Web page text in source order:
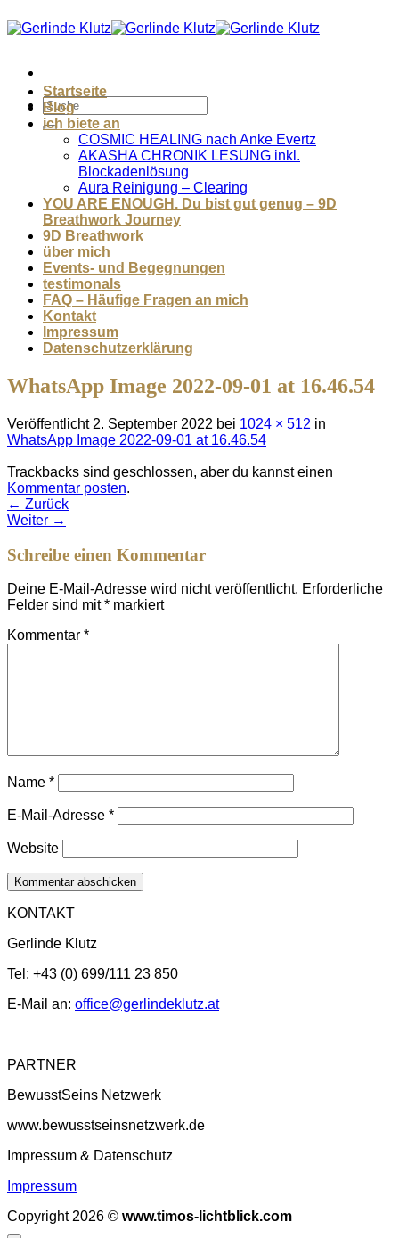
Inhalt
Startseite
Blog
ich biete an
COSMIC HEALING nach Anke Evertz
AKASHA CHRONIK LESUNG inkl.
Blockadenlösung
Aura Reinigung – Clearing
YOU ARE ENOUGH. Du bist gut genug – 9D
Breathwork Journey
9D Breathwork
über mich
Events- und Begegnungen
testimonals
FAQ – Häufige Fragen an mich
Kontakt
Impressum
Datenschutzerklärung
WhatsApp Image 2022-09-01 at 16.46.54
Veröffentlicht 2. September 2022 bei 1024 × 512 in
WhatsApp Image 2022-09-01 at 16.46.54
Trackbacks sind geschlossen, aber du kannst einen
Kommentar posten.
← Zurück
Weiter →
Schreibe einen Kommentar
Deine E-Mail-Adresse wird nicht veröffentlicht. Erforderliche
Felder sind mit* markiert
Kommentar *
Name *
E-Mail-Adresse *
Website
KONTAKT
Gerlinde Klutz
Tel: +43 (0) 699/111 23 850
E-Mail an: office@gerlindeklutz.at
PARTNER
BewusstSeins Netzwerk
www.bewusstseinsnetzwerk.de
Impressum & Datenschutz
Impressum
Copyright 2026 © www.timos-lichtblick.com